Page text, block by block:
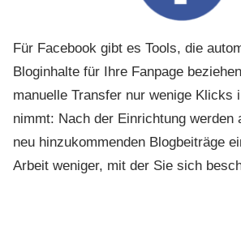
Für Facebook gibt es Tools, die
Bloginhalte für Ihre Fanpage
manuelle Transfer nur wenige Klicks
nimmt: Nach der Einrichtung werden
neu hinzukommenden Blogbeiträge
Arbeit weniger, mit der Sie sich